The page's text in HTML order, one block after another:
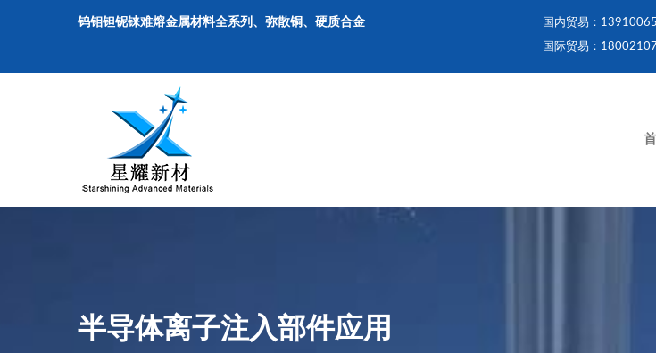
钨钼钽铌铼难熔金属材料全系列、弥散铜、硬质合金 国内贸易：
国际贸易：
半导体离子注入部件应用